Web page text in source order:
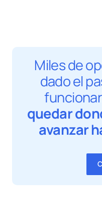
Miles de
dado el
quedar
avanzar